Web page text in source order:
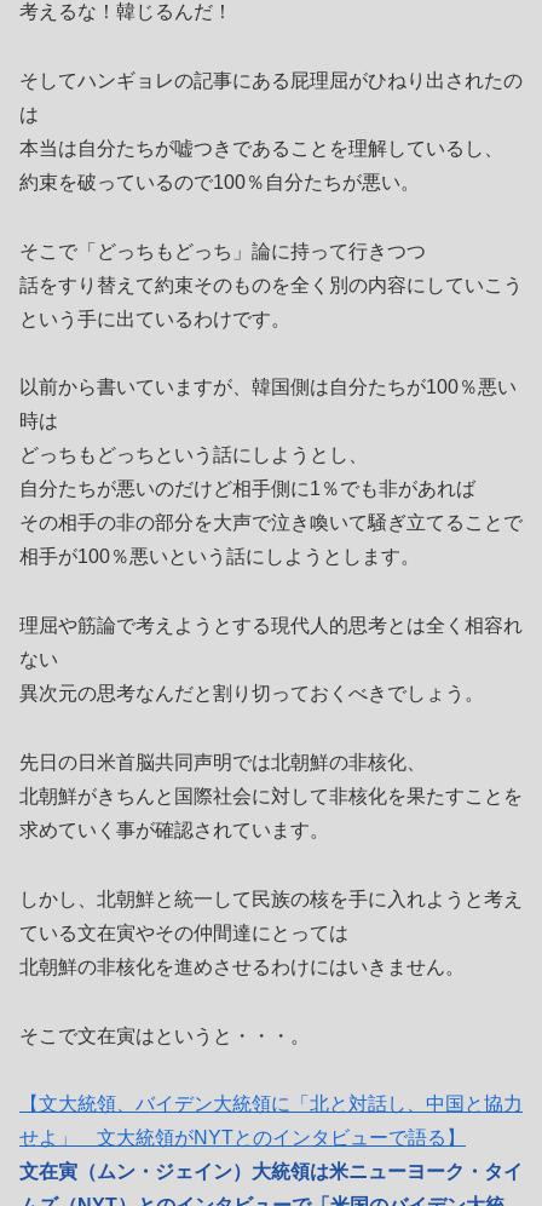
考えるな！韓じるんだ！
そしてハンギョレの記事にある屁理屈がひねり出されたの
は
本当は自分たちが嘘つきであることを理解しているし、
約束を破っているので100％自分たちが悪い。
そこで「どっちもどっち」論に持って行きつつ
話をすり替えて約束そのものを全く別の内容にしていこう
という手に出ているわけです。
以前から書いていますが、韓国側は自分たちが100％悪い
時は
どっちもどっちという話にしようとし、
自分たちが悪いのだけど相手側に1％でも非があれば
その相手の非の部分を大声で泣き喚いて騒ぎ立てることで
相手が100％悪いという話にしようとします。
理屈や筋論で考えようとする現代人的思考とは全く相容れ
ない
異次元の思考なんだと割り切っておくべきでしょう。
先日の日米首脳共同声明では北朝鮮の非核化、
北朝鮮がきちんと国際社会に対して非核化を果たすことを
求めていく事が確認されています。
しかし、北朝鮮と統一して民族の核を手に入れようと考え
ている文在寅やその仲間達にとっては
北朝鮮の非核化を進めさせるわけにはいきません。
そこで文在寅はというと・・・。
【文大統領、バイデン大統領に「北と対話し、中国と協力
せよ」 文大統領がNYTとのインタビューで語る】
文在寅（ムン・ジェイン）大統領は米ニューヨーク・タイ